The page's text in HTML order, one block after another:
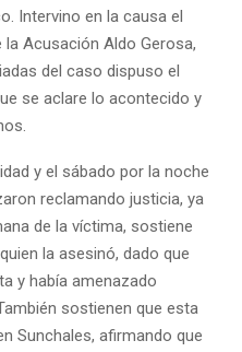
Intervino en la causa el
Acusación Aldo Gerosa,
del caso dispuso el
se aclare lo acontecido y
y el sábado por la noche
reclamando justicia, ya
de la víctima, sostiene
la asesinó, dado que
y había amenazado
sostienen que esta
Sunchales, afirmando que